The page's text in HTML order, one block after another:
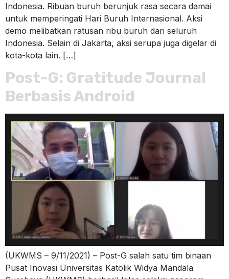
Indonesia. Ribuan buruh berunjuk rasa secara damai
untuk memperingati Hari Buruh Internasional. Aksi
demo melibatkan ratusan ribu buruh dari seluruh
Indonesia. Selain di Jakarta, aksi serupa juga digelar di
kota-kota lain. […]
Post-G: Gratitude Journal
Berbasis Android
(UKWMS – 9/11/2021) – Post-G salah satu tim binaan
Pusat Inovasi Universitas Katolik Widya Mandala